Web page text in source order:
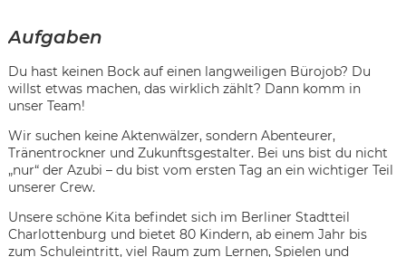
Aufgaben
Du hast keinen Bock auf einen langweiligen Bürojob? Du
willst etwas machen, das wirklich zählt? Dann komm in
unser Team!
Wir suchen keine Aktenwälzer, sondern Abenteurer,
Tränentrockner und Zukunftsgestalter. Bei uns bist du nicht
„nur“ der Azubi – du bist vom ersten Tag an ein wichtiger Teil
unserer Crew.
Unsere schöne Kita befindet sich im Berliner Stadtteil
Charlottenburg und bietet 80 Kindern, ab einem Jahr bis
zum Schuleintritt, viel Raum zum Lernen, Spielen und